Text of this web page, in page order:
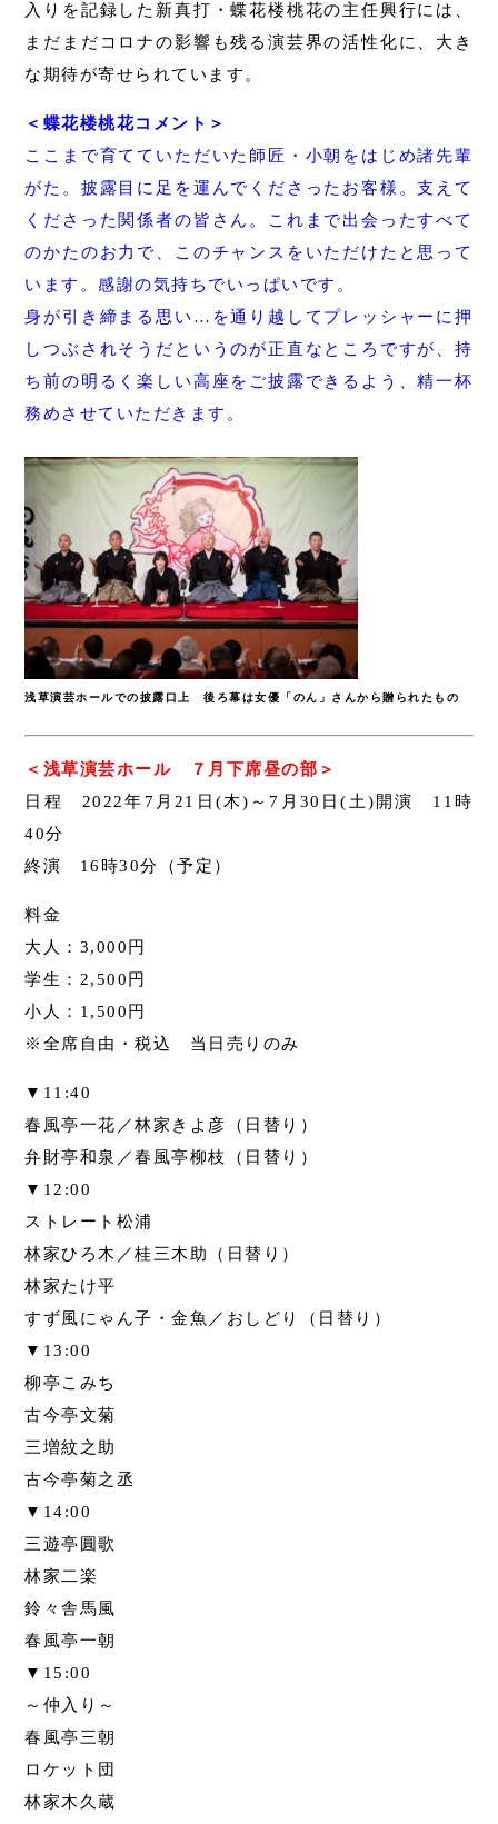
入りを記録した新真打・蝶花楼桃花の主任興行には、
まだまだコロナの影響も残る演芸界の活性化に、大き
な期待が寄せられています。
＜蝶花楼桃花コメント＞
ここまで育てていただいた師匠・小朝をはじめ諸先輩
がた。披露目に足を運んでくださったお客様。支えて
くださった関係者の皆さん。これまで出会ったすべて
のかたのお力で、このチャンスをいただけたと思って
います。感謝の気持ちでいっぱいです。
身が引き締まる思い…を通り越してプレッシャーに押
しつぶされそうだというのが正直なところですが、持
ち前の明るく楽しい高座をご披露できるよう、精一杯
務めさせていただきます。
浅草演芸ホールでの披露口上 後ろ幕は女優「のん」さんから贈られたもの
＜浅草演芸ホール ７月下席昼の部＞
日程 2022年7月21日(木)～7月30日(土)開演 11時
40分
終演 16時30分（予定）
料金
大人：3,000円
学生：2,500円
小人：1,500円
※全席自由・税込 当日売りのみ
▼11:40
春風亭一花／林家きよ彦（日替り）
弁財亭和泉／春風亭柳枝（日替り）
▼12:00
ストレート松浦
林家ひろ木／桂三木助（日替り）
林家たけ平
すず風にゃん子・金魚／おしどり（日替り）
▼13:00
柳亭こみち
古今亭文菊
三増紋之助
古今亭菊之丞
▼14:00
三遊亭圓歌
林家二楽
鈴々舎馬風
春風亭一朝
▼15:00
～仲入り～
春風亭三朝
ロケット団
林家木久蔵